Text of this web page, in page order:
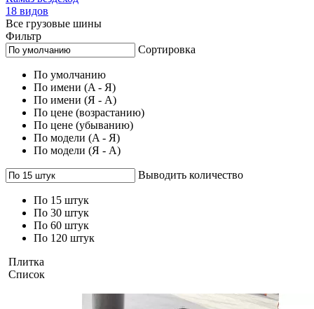
18 видов
Все грузовые шины
Фильтр
Сортировка
По умолчанию
По имени (A - Я)
По имени (Я - A)
По цене (возрастанию)
По цене (убыванию)
По модели (A - Я)
По модели (Я - A)
Выводить количество
По 15 штук
По 30 штук
По 60 штук
По 120 штук
Плитка
Список